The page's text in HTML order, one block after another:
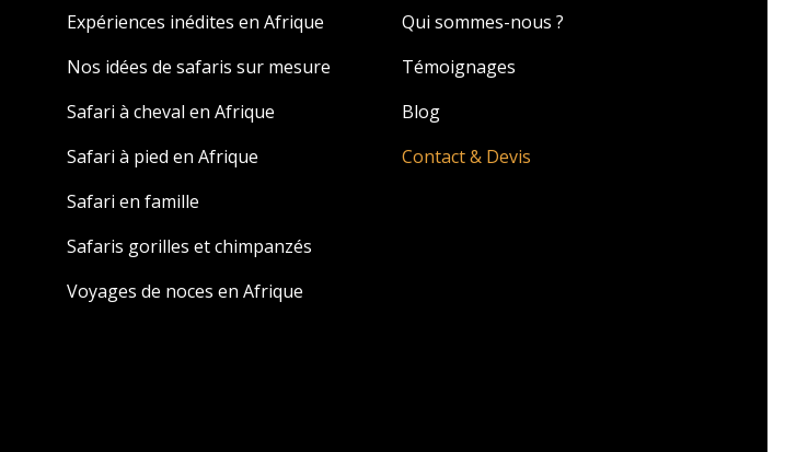
Expériences inédites en Afrique
Nos idées de safaris sur mesure
Safari à cheval en Afrique
Safari à pied en Afrique
Safari en famille
Safaris gorilles et chimpanzés
Voyages de noces en Afrique
Qui sommes-nous ?
Témoignages
Blog
Contact & Devis